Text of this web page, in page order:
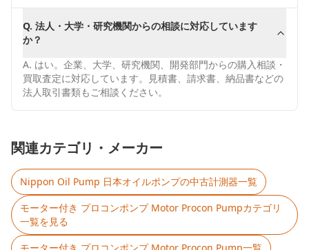
Q. 法人・大学・研究機関からの相談に対応しています
か？
A. はい。企業、大学、研究機関、開発部門からの購入相談・
買取査定に対応しています。見積書、請求書、納品書などの
法人取引書類もご相談ください。
関連カテゴリ・メーカー
Nippon Oil Pump 日本オイルポンプの中古計測器一覧
モーター付き プロコンポンプ Motor Procon Pumpカテゴリ
一覧を見る